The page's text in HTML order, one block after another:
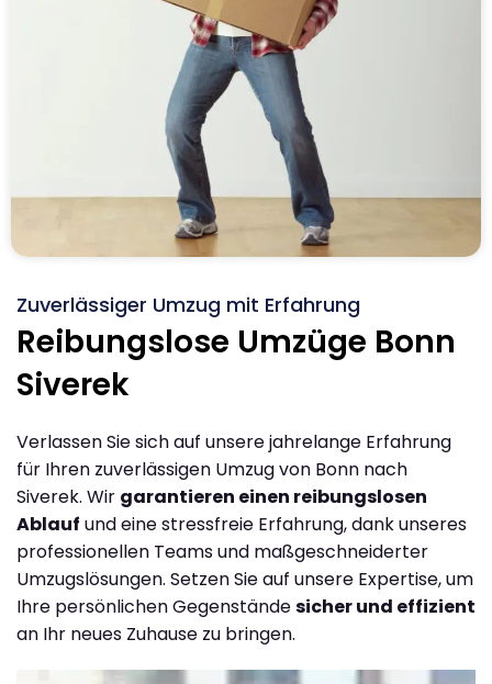
Zuverlässiger Umzug mit Erfahrung
Reibungslose Umzüge Bonn
Siverek
Verlassen Sie sich auf unsere jahrelange Erfahrung
für Ihren zuverlässigen Umzug von Bonn nach
Siverek. Wir garantieren einen reibungslosen
Ablauf und eine stressfreie Erfahrung, dank unseres
professionellen Teams und maßgeschneiderter
Umzugslösungen. Setzen Sie auf unsere Expertise, um
Ihre persönlichen Gegenständesicher und effizient
an Ihr neues Zuhause zu bringen.